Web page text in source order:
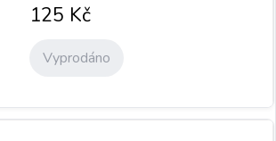
125 Kč
Vyprodáno